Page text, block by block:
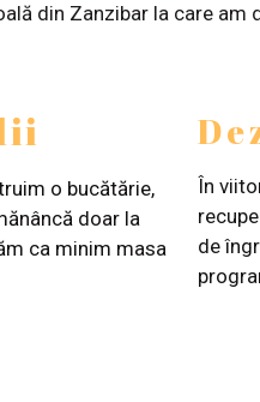
din Zanzibar la care am
o bucătărie,
doar la
ca minim masa
În
de